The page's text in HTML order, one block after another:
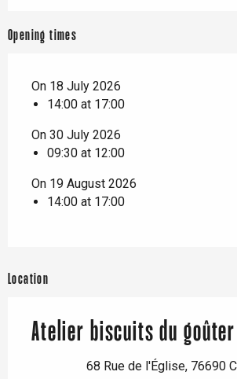
Opening times
On 18 July 2026
14:00 at 17:00
On 30 July 2026
09:30 at 12:00
On 19 August 2026
14:00 at 17:00
Location
Atelier biscuits du goûter
68 Rue de l'Église, 76690